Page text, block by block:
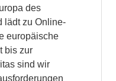
des
lädt zu Online-
europäische
bis zur
sind wir